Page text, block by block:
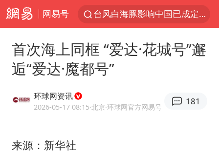
网易号
昆明石林火把节
我国编制完成新版全月地质图
首次海上同框 “爱达·花城号”邂
逅“爱达·魔都号”
环球网资讯
2026-05-17 08:15·北京·环球网官方网易号
181
来源：新华社